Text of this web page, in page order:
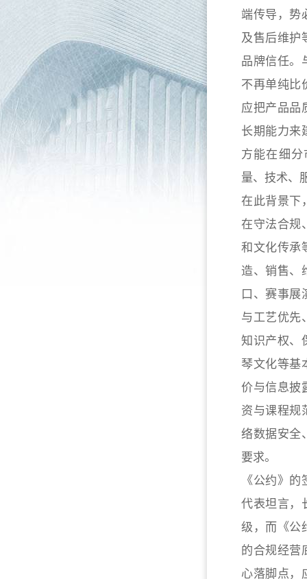
端传导，势
及售后维护
品牌信任。
不再单纯比
应把产品品
长期能力来
方能在细
量、技术、
在此背景下
在守法合规
和文化传承
造、销售、
口、赛事展
与工艺优先
知识产权、
琴文化等基
价与信息披
资与课程规
络数据安全
要求。
《公约》
代表坦言，
级，而《公
的合规经营
心落脚点，